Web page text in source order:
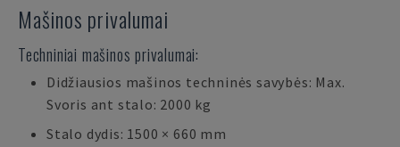
Mašinos privalumai
Techniniai mašinos privalumai:
Didžiausios mašinos techninės savybės: Max.
Svoris ant stalo: 2000 kg
Stalo dydis: 1500 × 660 mm